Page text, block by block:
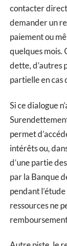
contacter
demander un
paiement ou
quelques mois.
dette, d’autres
partielle en
Si ce dialogue
permet
intérêts ou,
d’une partie
par la Banque
pendant
ressources ne